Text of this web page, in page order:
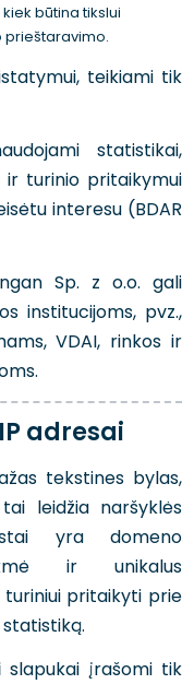
būtina tikslui
prieštaravimo.
teikiami tik
statistikai,
ir turinio pritaikymui
interesu (BDAR
Sp. z o.o. gali
institucijoms, pvz.,
VDAI, rinkos ir
adresai
tekstines bylas,
leidžia naršyklės
yra domeno
ir unikalus
pritaikyti prie
slapukai įrašomi tik